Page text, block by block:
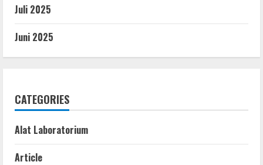
Juli 2025
Juni 2025
CATEGORIES
Alat Laboratorium
Article